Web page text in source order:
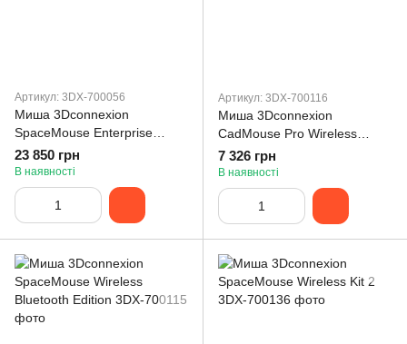
Артикул: 3DX-700056
Миша 3Dconnexion
SpaceMouse Enterprise
(3DX-700056)
23 850 грн
В наявності
Артикул: 3DX-700116
Миша 3Dconnexion
CadMouse Pro Wireless
(3DX-700116)
7 326 грн
В наявності